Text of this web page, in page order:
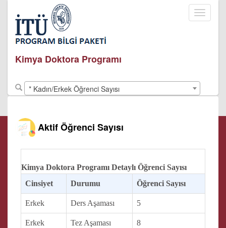
Toggle
Kimya Doktora Programı
* Kadın/Erkek Öğrenci Sayısı
Aktif Öğrenci Sayısı
Kimya Doktora Programı Detaylı Öğrenci Sayısı
Cinsiyet
Durumu Öğrenci Sayısı
Erkek Ders Aşaması 5
Erkek Tez Aşaması 8